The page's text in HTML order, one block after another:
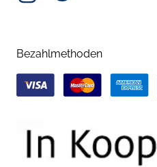
Bezahlmethoden